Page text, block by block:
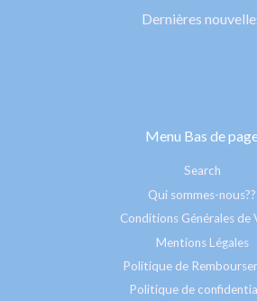
Dernières
Menu Bas de
Search
Qui sommes-nous??
Conditions Générales de
Mentions Légales
Politique de
Politique de